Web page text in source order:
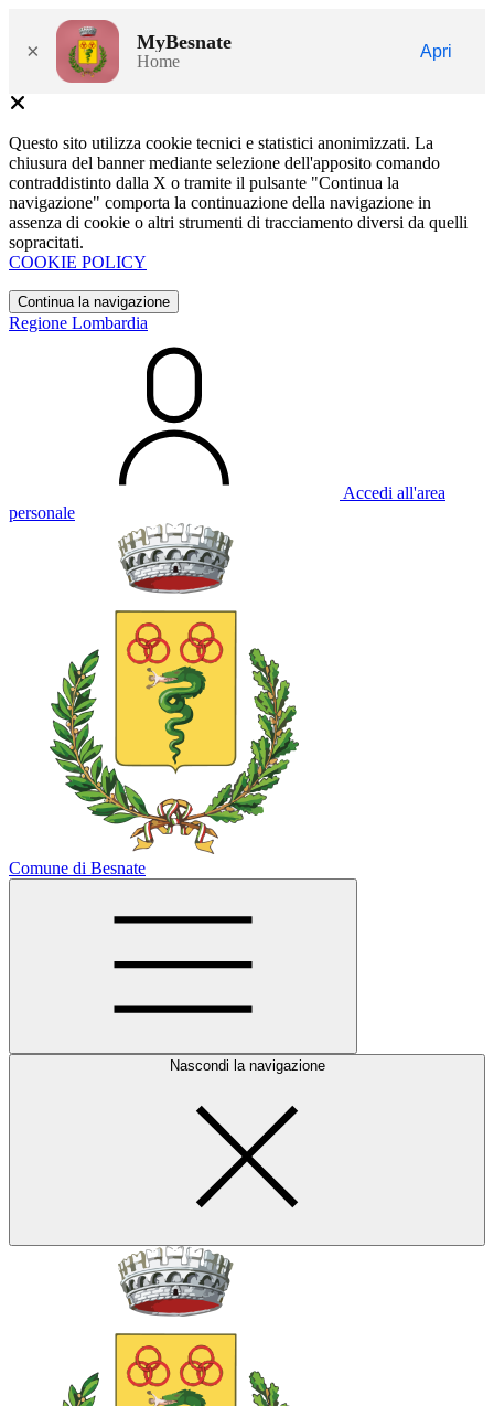
× MyBesnate
Home
Apri
Questo sito utilizza cookie tecnici e statistici anonimizzati. La
chiusura del banner mediante selezione dell'apposito comando
contraddistinto dalla X o tramite il pulsante "Continua la
navigazione" comporta la continuazione della navigazione in
assenza di cookie o altri strumenti di tracciamento diversi da quelli
sopracitati.
COOKIE POLICY
Continua la navigazione
Regione Lombardia
Accedi all'area
personale
Comune di Besnate
Nascondi la navigazione